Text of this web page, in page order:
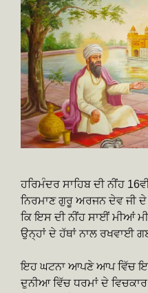
ਹਰਿਮੰਦਰ ਸਾਹਿਬ ਦੀ ਨੀਂਹ
ਨਿਰਮਾਣ ਗੁਰੂ ਅਰਜਨ ਦੇਵ ਜੀ
ਕਿ ਇਸ ਦੀ ਨੀਂਹ ਸਾਈਂ ਮੀਆਂ
ਉਨ੍ਹਾਂ ਦੇ ਹੱਥਾਂ ਨਾਲ ਰਖਵਾਈ
ਇਹ ਘਟਨਾ ਆਪਣੇ ਆਪ ਵਿੱਚ
ਦੁਨੀਆ ਵਿੱਚ ਧਰਮਾਂ ਦੇ